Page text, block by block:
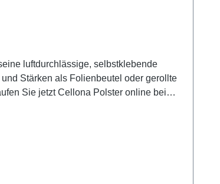
luftdurchlässige, selbstklebende
Stärken als Folienbeutel oder gerollte